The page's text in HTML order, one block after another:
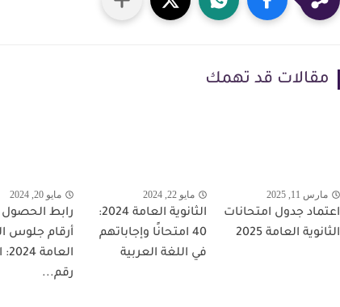
مقالات قد تهمك
مارس 11, 2025
اعتماد جدول امتحانات
الثانوية العامة 2025
مايو 22, 2024
الثانوية العامة 2024:
40 امتحانًا وإجاباتهم
في اللغة العربية
مايو 20, 2024
رابط الحصول
أرقام جلوس
رقم...